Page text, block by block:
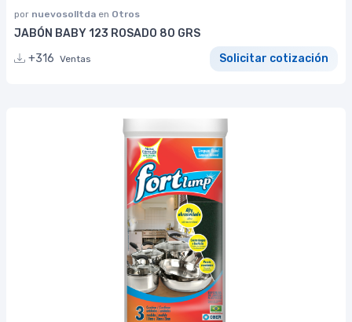
por nuevosolltda en Otros
JABÓN BABY 123 ROSADO 80 GRS
+316 Ventas Solicitar cotización